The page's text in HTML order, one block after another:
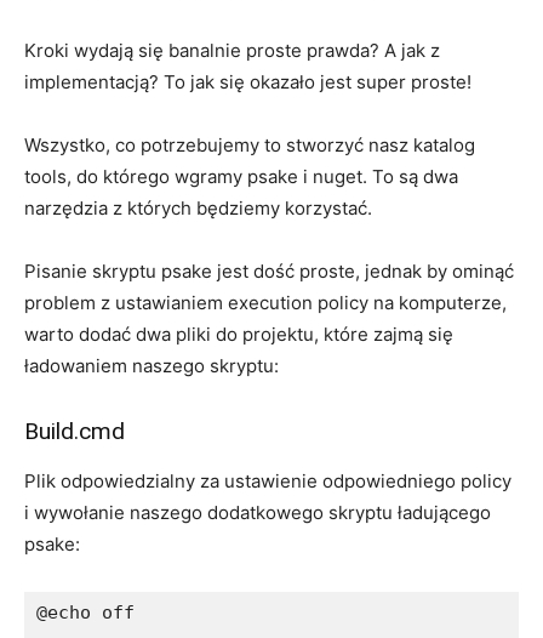
Kroki wydają się banalnie proste prawda? A jak z
implementacją? To jak się okazało jest super proste!
Wszystko, co potrzebujemy to stworzyć nasz katalog
tools, do którego wgramy psake i nuget. To są dwa
narzędzia z których będziemy korzystać.
Pisanie skryptu psake jest dość proste, jednak by ominąć
problem z ustawianiem execution policy na komputerze,
warto dodać dwa pliki do projektu, które zajmą się
ładowaniem naszego skryptu:
Build.cmd
Plik odpowiedzialny za ustawienie odpowiedniego policy
i wywołanie naszego dodatkowego skryptu ładującego
psake:
@echo off